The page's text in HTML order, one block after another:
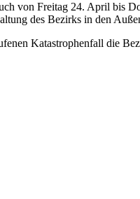
von Freitag 24. April bis
des Bezirks in den
Katastrophenfall die